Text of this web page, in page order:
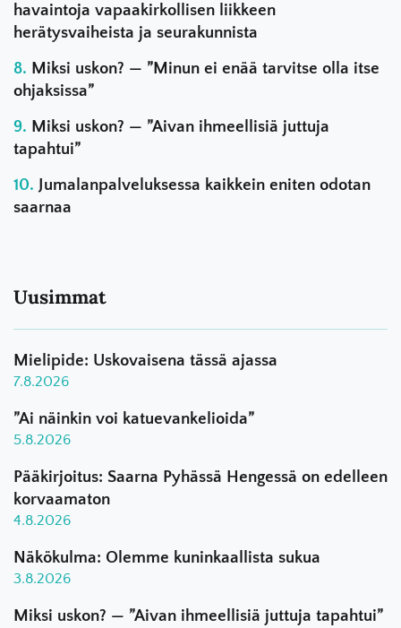
havaintoja vapaakirkollisen liikkeen
herätysvaiheista ja seurakunnista
Miksi uskon? — ”Minun ei enää tarvitse olla itse
ohjaksissa”
Miksi uskon? — ”Aivan ihmeellisiä juttuja
tapahtui”
Jumalanpalveluksessa kaikkein eniten odotan
saarnaa
Uusimmat
Mielipide: Uskovaisena tässä ajassa
7.8.2026
”Ai näinkin voi katuevankelioida”
5.8.2026
Pääkirjoitus: Saarna Pyhässä Hengessä on edelleen
korvaamaton
4.8.2026
Näkökulma: Olemme kuninkaallista sukua
3.8.2026
Miksi uskon? — ”Aivan ihmeellisiä juttuja tapahtui”